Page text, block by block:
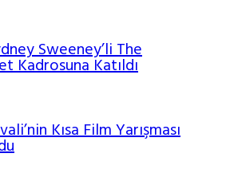
Sweeney’li The
Kadrosuna Katıldı
Kısa Film Yarışması